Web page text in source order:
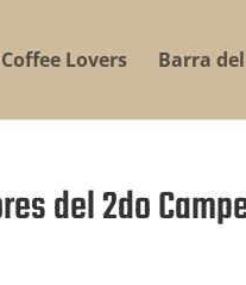
Coffee Lovers Barra
del 2do